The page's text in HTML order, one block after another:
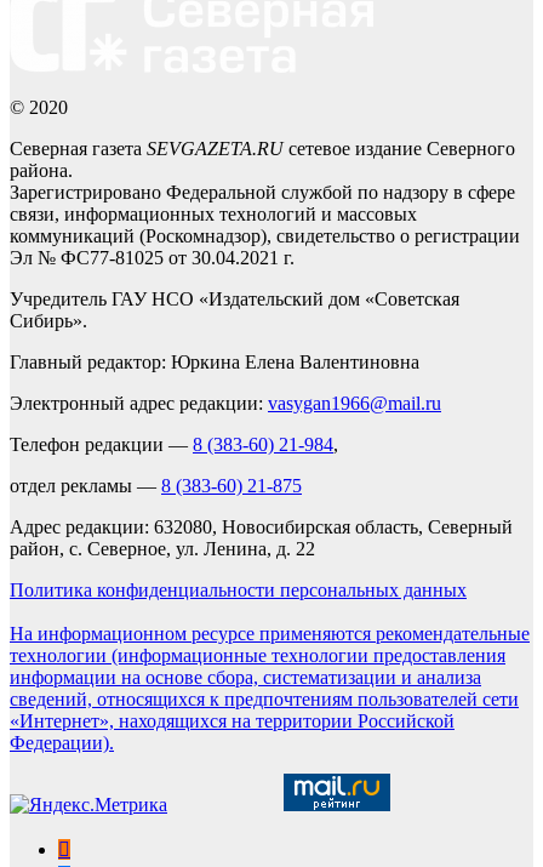
© 2020
Северная газета SEVGAZETA.RUсетевое издание Северного
района.
Зарегистрировано Федеральной службой по надзору в сфере
связи, информационных технологий и массовых
коммуникаций (Роскомнадзор), свидетельство о регистрации
Эл № ФС77-81025 от 30.04.2021 г.
Учредитель ГАУ НСО «Издательский дом «Советская
Сибирь».
Главный редактор: Юркина Елена Валентиновна
Электронный адрес редакции: vasygan1966@mail.ru
Телефон редакции — 8 (383-60) 21-984,
отдел рекламы — 8 (383-60) 21-875
Адрес редакции: 632080, Новосибирская область, Северный
район, с. Северное, ул. Ленина, д. 22
Политика конфиденциальности персональных данных
На информационном ресурсе применяются рекомендательные
технологии (информационные технологии предоставления
информации на основе сбора, систематизации и анализа
сведений, относящихся к предпочтениям пользователей сети
«Интернет», находящихся на территории Российской
Федерации).